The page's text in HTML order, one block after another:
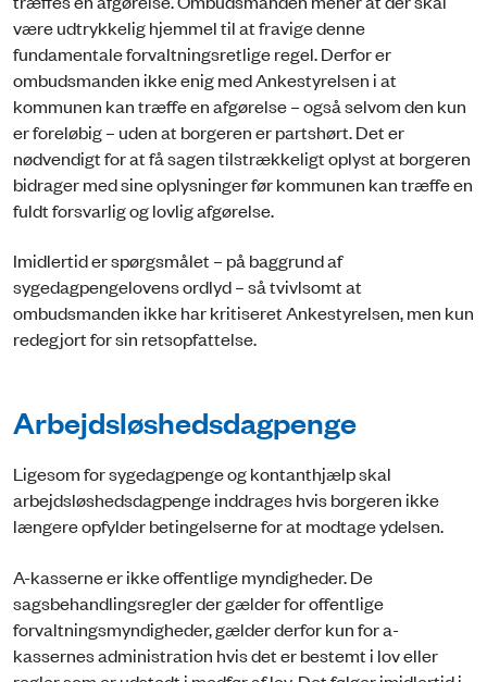
være udtrykkelig hjemmel til at fravige denne
fundamentale forvaltningsretlige regel. Derfor er
ombudsmanden ikke enig med Ankestyrelsen i at
kommunen kan træffe en afgørelse – også selvom den kun
er foreløbig – uden at borgeren er partshørt. Det er
nødvendigt for at få sagen tilstrækkeligt oplyst at borgeren
bidrager med sine oplysninger før kommunen kan træffe en
fuldt forsvarlig og lovlig afgørelse.
Imidlertid er spørgsmålet – på baggrund af
sygedagpengelovens ordlyd – så tvivlsomt at
ombudsmanden ikke har kritiseret Ankestyrelsen, men kun
redegjort for sin retsopfattelse.
Arbejdsløshedsdagpenge
Ligesom for sygedagpenge og kontanthjælp skal
arbejdsløshedsdagpenge inddrages hvis borgeren ikke
længere opfylder betingelserne for at modtage ydelsen.
A-kasserne er ikke offentlige myndigheder. De
sagsbehandlingsregler der gælder for offentlige
forvaltningsmyndigheder, gælder derfor kun for a-
kassernes administration hvis det er bestemt i lov eller